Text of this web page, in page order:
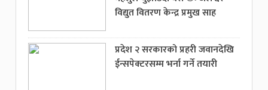
विद्युत वितरण केन्द्र प्रमुख साह
प्रदेश २ सरकारको प्रहरी जवानदेखि
ईन्सपेक्टरसम्म भर्ना गर्ने तयारी